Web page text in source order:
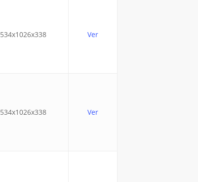
534x1026x338 Ver
534x1026x338 Ver